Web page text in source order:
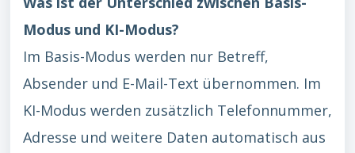
Modus und KI-Modus?
Im Basis-Modus werden nur Betreff,
Absender und E-Mail-Text übernommen. Im
KI-Modus werden zusätzlich Telefonnummer,
Adresse und weitere Daten automatisch aus